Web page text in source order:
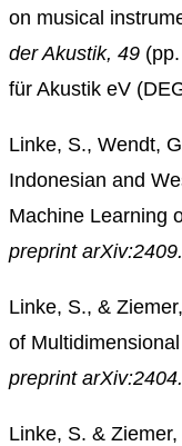
on musical
der Akustik, 49
für Akustik eV
Linke, S., Wendt,
Indonesian and
Machine Learning
preprint
Linke, S., &
of
preprint
Linke, S. &